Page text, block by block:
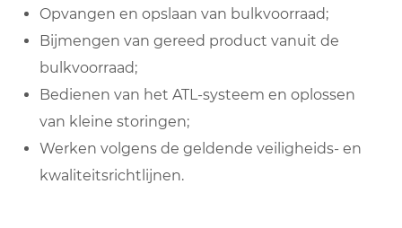
Opvangen en opslaan van bulkvoorraad;
Bijmengen van gereed product vanuit de
bulkvoorraad;
Bedienen van het ATL-systeem en oplossen
van kleine storingen;
Werken volgens de geldende veiligheids- en
kwaliteitsrichtlijnen.